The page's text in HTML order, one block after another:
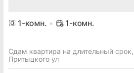
1-комн. 1-комн.
Сдам квартира на длительный
Притыцкого ул